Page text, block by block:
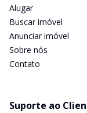
Alugar
Buscar imóvel
Anunciar imóvel
Sobre nós
Contato
Suporte ao